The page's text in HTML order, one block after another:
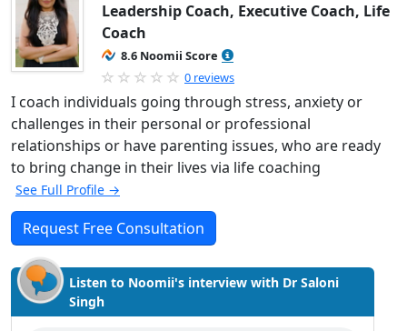
Leadership Coach, Executive Coach, Life
Coach
8.6 Noomii Score
0 reviews
I coach individuals going through stress, anxiety or
challenges in their personal or professional
relationships or have parenting issues, who are ready
to bring change in their lives via life coaching
See Full Profile →
Request Free Consultation
Listen to Noomii's interview with Dr Saloni
Singh